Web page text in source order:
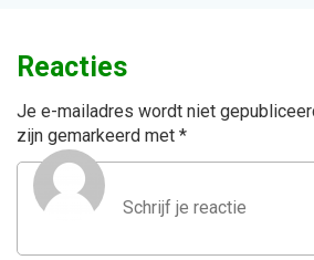
Reacties
Je e-mailadres wordt niet
zijn gemarkeerd met *